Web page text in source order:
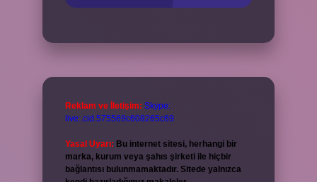
Reklam ve İletişim: Skype:
live:.cid.575569c608265c69
Yasal Uyarı: Bu internet sitesi, herhangi bir
marka, kurum veya şahıs şirketi ile hiçbir
bağlantısı bulunmamaktadır. Sitede yalnızca